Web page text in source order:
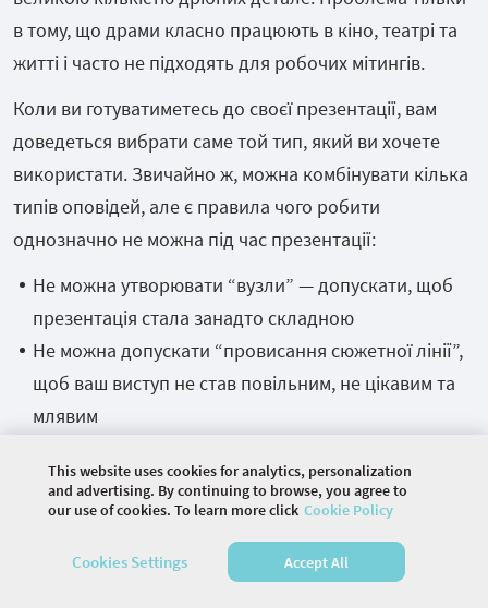
в тому, що драми класно працюють в кіно, театрі та
житті і часто не підходять для робочих мітингів.
Коли ви готуватиметесь до своєї презентації, вам
доведеться вибрати саме той тип, який ви хочете
використати. Звичайно ж, можна комбінувати кілька
типів оповідей, але є правила чого робити
однозначно не можна під час презентації:
Не можна утворювати “вузли” — допускати, щоб
презентація стала занадто складною
Не можна допускати “провисання сюжетної лінії”,
щоб ваш виступ не став повільним, не цікавим та
млявим
вашу оповідь. А як наслідок презентація стає
непослідовною.
This website uses cookies for analytics, personalization
and advertising. By continuing to browse, you agree to
our use of cookies. To learn more click Cookie Policy
Cookies Settings Accept All